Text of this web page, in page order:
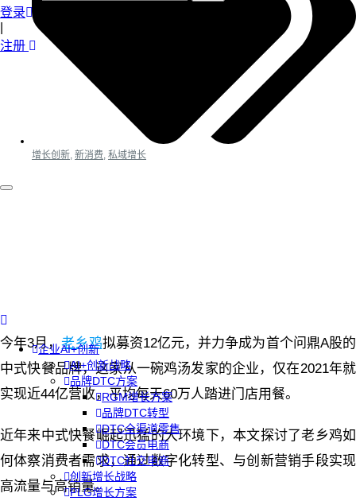
登录
注册
企业AI+创新
AI+创新战略
品牌DTC方案
RGM增长方案
品牌DTC转型
DTC全渠道零售
DTC会员电商
DTC社交电商
创新增长战略
PLG增长方案
增长创新 新消费 私域增长
今年3月，老乡鸡拟募资12亿元，并力争成为首个问鼎A股的
中式快餐品牌，这家从一碗鸡汤发家的企业，仅在2021年就
实现近44亿营收，平均每天60万人踏进门店用餐。
近年来中式快餐崛起迅猛的大环境下，本文探讨了老乡鸡如
何体察消费者需求，通过数字化转型、与创新营销手段实现
高流量与高销量。